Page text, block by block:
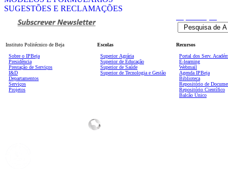
SUGESTÕES E RECLAMAÇÕES
Instituto Politécnico de Beja
Sobre o IPBeja
Presidência
Prestação de Serviços
I&D
Departamentos
Serviços
Projetos
Escolas
Superior Agrária
Superior de Educação
Superior de Saúde
Superior de Tecnologia e Gestão
Recursos
Portal dos Serv.
E-learning
Webmail
Agenda IPBeja
Biblioteca
Repositório de
Repositório Científico
Balcão Único